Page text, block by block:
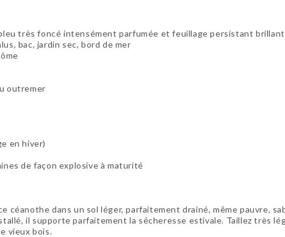
très foncé intensément parfumée et feuillage persistant brillant
bac, jardin sec, bord de mer
outremer
en hiver)
de façon explosive à maturité
céanothe dans un sol léger, parfaitement drainé, même pauvre,
il supporte parfaitement la sécheresse estivale. Taillez très
vieux bois.